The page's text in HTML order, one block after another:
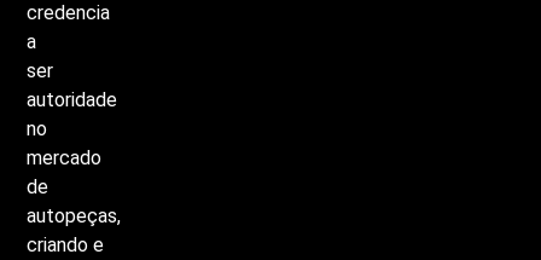
credencia
a
ser
autoridade
no
mercado
de
autopeças,
criando e